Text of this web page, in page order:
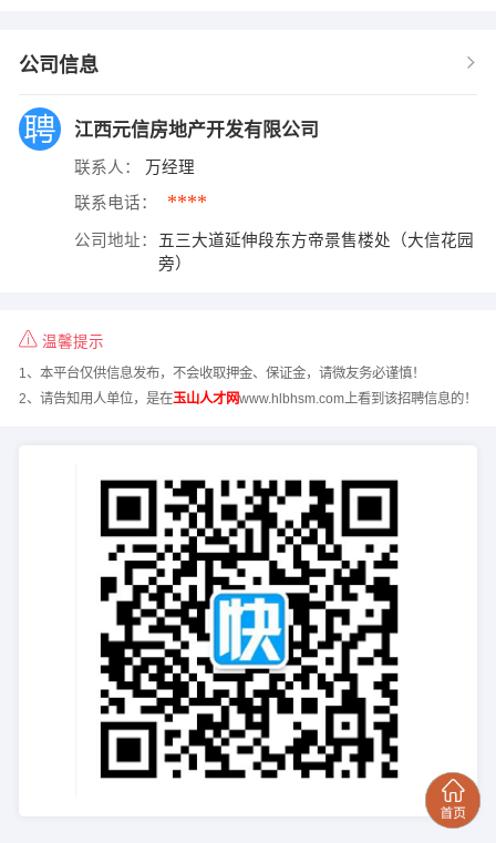
公司信息
江西元信房地产开发有限公司
联系人： 万经理
联系电话： ****
公司地址：
五三大道延伸段东方帝景售楼处（大信花园
旁）
温馨提示
1、本平台仅供信息发布，不会收取押金、保证金，请微友务必谨慎！
2、请告知用人单位，是在玉山人才网www.hlbhsm.com上看到该招聘信息的！